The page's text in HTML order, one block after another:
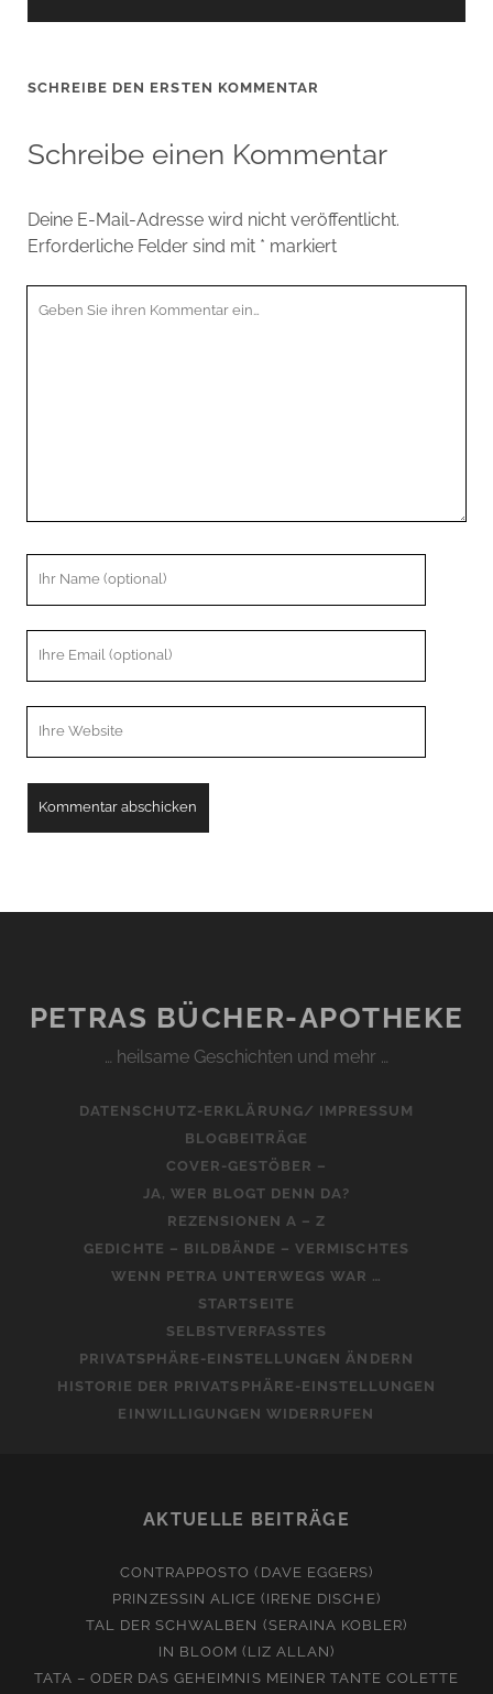
SCHREIBE DEN ERSTEN KOMMENTAR
Schreibe einen Kommentar
Deine E-Mail-Adresse wird nicht veröffentlicht.
Erforderliche Felder sind mit * markiert
PETRAS BÜCHER-APOTHEKE
… heilsame Geschichten und mehr …
DATENSCHUTZ-ERKLÄRUNG/ IMPRESSUM
BLOGBEITRÄGE
COVER-GESTÖBER –
JA, WER BLOGT DENN DA?
REZENSIONEN A – Z
GEDICHTE – BILDBÄNDE – VERMISCHTES
WENN PETRA UNTERWEGS WAR …
STARTSEITE
SELBSTVERFASSTES
PRIVATSPHÄRE-EINSTELLUNGEN ÄNDERN
HISTORIE DER PRIVATSPHÄRE-EINSTELLUNGEN
EINWILLIGUNGEN WIDERRUFEN
AKTUELLE BEITRÄGE
CONTRAPPOSTO (DAVE EGGERS)
PRINZESSIN ALICE (IRENE DISCHE)
TAL DER SCHWALBEN (SERAINA KOBLER)
IN BLOOM (LIZ ALLAN)
TATA – ODER DAS GEHEIMNIS MEINER TANTE COLETTE